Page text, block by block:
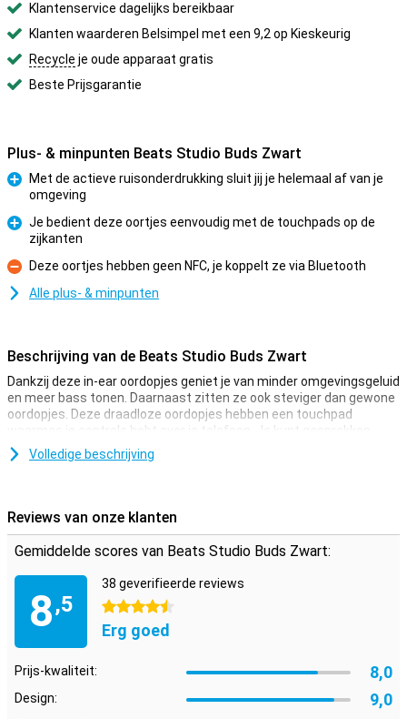
Klantenservice dagelijks bereikbaar
Klanten waarderen Belsimpel met een 9,2 op Kieskeurig
Recycle je oude apparaat gratis
Beste Prijsgarantie
Plus- & minpunten Beats Studio Buds Zwart
Pluspunt
Met de actieve ruisonderdrukking sluit jij je helemaal af van je
omgeving
Pluspunt
Je bedient deze oortjes eenvoudig met de touchpads op de
zijkanten
Minpunt
Deze oortjes hebben geen NFC, je koppelt ze via Bluetooth
Alle plus- & minpunten
Beschrijving van de Beats Studio Buds Zwart
Dankzij deze in-ear oordopjes geniet je van minder omgevingsgeluid
en meer bass tonen. Daarnaast zitten ze ook steviger dan gewone
oordopjes. Deze draadloze oordopjes hebben een touchpad
waarmee je controle hebt over je telefoon. Je kunt gesprekken
opnemen en je muziek pauzeren of starten!
af. De oplaadcase bevat 16 uren aan extra batterijduur voor je
Beats Studio Buds.
ANC en handsfree bellen
Deze oordopjes hebben actieve ruisonderdrukking, hierdoor hoor je
alleen je eigen muziek en geen geluiden om je heen. Deze functie
gebruikt de ingebouwde microfoons om omgevingsgeluiden te
analyseren en vervolgens weg te filteren. De microfoon maakt het
Lange batterijduur
Volledige beschrijving
Reviews van onze klanten
Gemiddelde scores van Beats Studio Buds Zwart:
8,5
38 geverifieerde reviews
4.5 sterren
Erg goed
Prijs-kwaliteit: 8,0
Design: 9,0